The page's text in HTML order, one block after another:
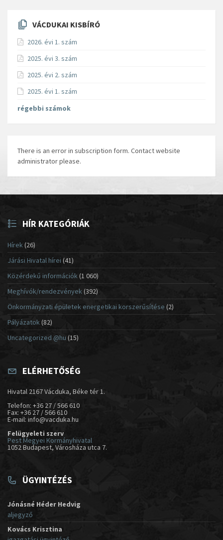
VÁCDUKAI KISBÍRÓ
2026. évi 1. szám
2025. évi 3. szám
2025. évi 2. szám
2025. évi 1. szám
régebbi számok
There is an error in subscription form. Contact website
administrator please.
HÍR KATEGÓRIÁK
Hírek(26)
Járási Hivatal hírei (41)
Közérdekű információk(1 060)
Meghívók/rendezvények (392)
Önkormányzati épületek energetikai korszerűsítése (2)
Pályázatok (82)
Uncategorized @hu (15)
ELÉRHETŐSÉG
Hivatal 2167 Vácduka, Béke tér 1.
Telefon: +36 27 / 566 610
Fax: +36 27 / 566 610
E-mail: info@vacduka.hu
Felügyeleti szerv
Pest Megyei Kormányhivatal
1052 Budapest, Városháza utca 7.
ÜGYINTÉZÉS
Jónásné Héder Hedvig
aljegyző
Kovács Krisztina